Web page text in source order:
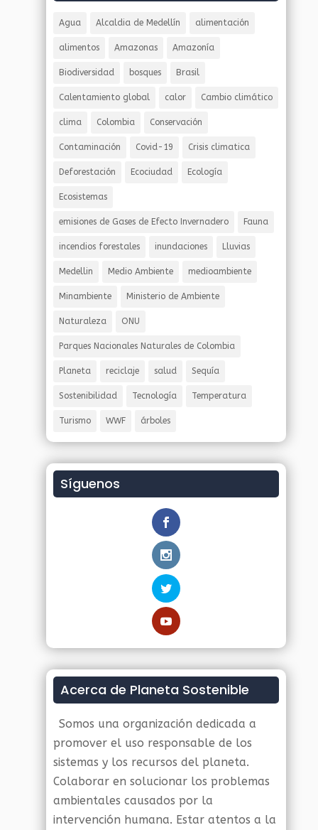
Agua Alcaldia de Medellín alimentación
alimentos Amazonas Amazonía
Biodiversidad bosques Brasil
Calentamiento global calor Cambio climático
clima Colombia Conservación
Contaminación Covid-19 Crisis climatica
Deforestación Ecociudad Ecología
Ecosistemas
emisiones de Gases de Efecto Invernadero Fauna
incendios forestales inundaciones Lluvias
Medellin Medio Ambiente medioambiente
Minambiente Ministerio de Ambiente
Naturaleza ONU
Parques Nacionales Naturales de Colombia
Planeta reciclaje salud Sequía
Sostenibilidad Tecnología Temperatura
Turismo WWF árboles
Síguenos
Acerca de Planeta Sostenible
Somos una organización dedicada a
promover el uso responsable de los
sistemas y los recursos del planeta.
Colaborar en solucionar los problemas
ambientales causados por la
intervención humana. Estar atentos a la